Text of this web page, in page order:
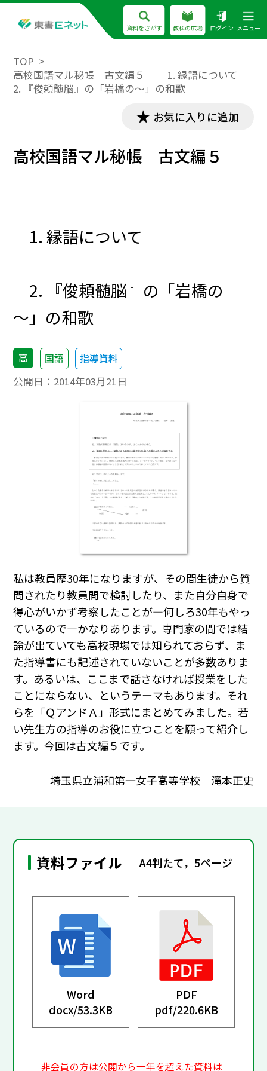
資料をさがす 教科の広場 ログイン メニュー
TOP
高校国語マル秘帳 古文編５ 1. 縁語について
2. 『俊頼髄脳』の「岩橋の～」の和歌
お気に入りに追加
高校国語マル秘帳 古文編５
1. 縁語について
2. 『俊頼髄脳』の「岩橋の
～」の和歌
高 国語 指導資料
公開日： 2014年03月21日
私は教員歴30年になりますが、その間生徒から質
問されたり教員間で検討したり、また自分自身で
得心がいかず考察したことが―何しろ30年もやっ
ているので―かなりあります。専門家の間では結
論が出ていても高校現場では知られておらず、ま
た指導書にも記述されていないことが多数ありま
す。あるいは、ここまで話さなければ授業をした
ことにならない、というテーマもあります。それ
らを「ＱアンドＡ」形式にまとめてみました。若
い先生方の指導のお役に立つことを願って紹介し
ます。今回は古文編５です。
埼玉県立浦和第一女子高等学校 滝本正史
資料ファイル A4判たて，5ページ
Word
docx/53.3KB
PDF
pdf/220.6KB
非会員の方は公開から一年を超えた資料は